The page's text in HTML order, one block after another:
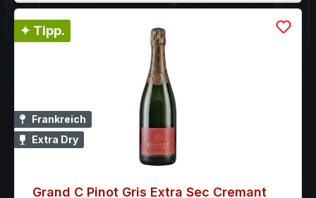
✦ Tipp.
Frankreich
Extra Dry
Grand C Pinot Gris Extra Sec Cremant